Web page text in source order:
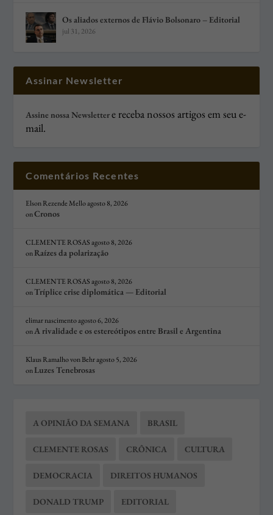
Os aliados externos de Flávio Bolsonaro – Editorial
jul 31, 2026
Assinar Newsletter
Assine nossa Newslettere receba nossos artigos em seu e-
mail.
Comentários Recentes
Elson Rezende Melloagosto 8, 2026
onCronos
CLEMENTE ROSAS agosto 8, 2026
onRaízes da polarização
CLEMENTE ROSAS agosto 8, 2026
onTríplice crise diplomática — Editorial
elimar nascimentoagosto 6, 2026
onA rivalidade e os estereótipos entre Brasil e Argentina
Klaus Ramalho von Behragosto 5, 2026
onLuzes Tenebrosas
A OPINIÃO DA SEMANA BRASIL
CLEMENTE ROSAS CRÔNICA CULTURA
DEMOCRACIA DIREITOS HUMANOS
DONALD TRUMP EDITORIAL